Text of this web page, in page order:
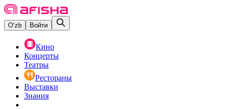
O‘zb Войти
Кино
Концерты
Театры
Рестораны
Выставки
Знания